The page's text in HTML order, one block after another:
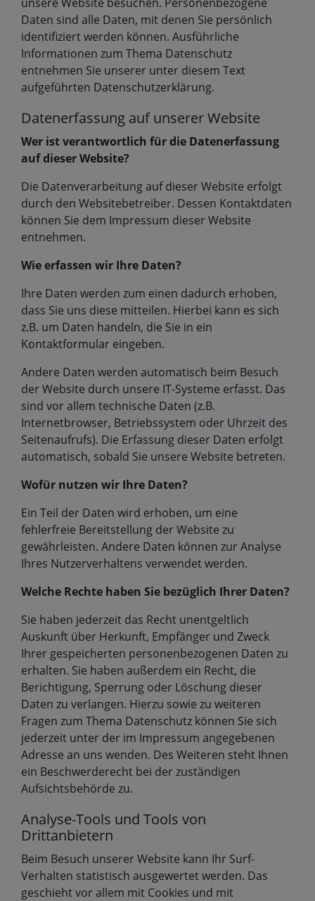
Daten sind alle Daten, mit denen Sie persönlich
identifiziert werden können. Ausführliche
Informationen zum Thema Datenschutz
entnehmen Sie unserer unter diesem Text
aufgeführten Datenschutzerklärung.
Datenerfassung auf unserer Website
Wer ist verantwortlich für die Datenerfassung
auf dieser Website?
Die Datenverarbeitung auf dieser Website erfolgt
durch den Websitebetreiber. Dessen Kontaktdaten
können Sie dem Impressum dieser Website
entnehmen.
Wie erfassen wir Ihre Daten?
Ihre Daten werden zum einen dadurch erhoben,
dass Sie uns diese mitteilen. Hierbei kann es sich
z.B. um Daten handeln, die Sie in ein
Kontaktformular eingeben.
Andere Daten werden automatisch beim Besuch
der Website durch unsere IT-Systeme erfasst. Das
sind vor allem technische Daten (z.B.
Internetbrowser, Betriebssystem oder Uhrzeit des
Seitenaufrufs). Die Erfassung dieser Daten erfolgt
automatisch, sobald Sie unsere Website betreten.
Wofür nutzen wir Ihre Daten?
Ein Teil der Daten wird erhoben, um eine
fehlerfreie Bereitstellung der Website zu
gewährleisten. Andere Daten können zur Analyse
Ihres Nutzerverhaltens verwendet werden.
Welche Rechte haben Sie bezüglich Ihrer Daten?
Sie haben jederzeit das Recht unentgeltlich
Auskunft über Herkunft, Empfänger und Zweck
Ihrer gespeicherten personenbezogenen Daten zu
erhalten. Sie haben außerdem ein Recht, die
Berichtigung, Sperrung oder Löschung dieser
Daten zu verlangen. Hierzu sowie zu weiteren
Fragen zum Thema Datenschutz können Sie sich
jederzeit unter der im Impressum angegebenen
Adresse an uns wenden. Des Weiteren steht Ihnen
ein Beschwerderecht bei der zuständigen
Aufsichtsbehörde zu.
Analyse-Tools und Tools von
Drittanbietern
Beim Besuch unserer Website kann Ihr Surf-
Verhalten statistisch ausgewertet werden. Das
geschieht vor allem mit Cookies und mit